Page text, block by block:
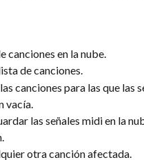
canciones en la nube.
de canciones.
canciones para las que las
vacía.
las señales midi en la
otra canción afectada.